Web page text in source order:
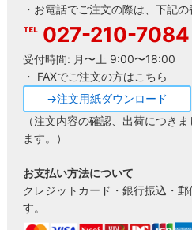
・お電話でご注文の際は、下記の
027-210-7084
受付時間: 月〜土 9:00〜18:00
・ FAXでご注文の方はこちら
→注文用紙ダウンロード
（注文内容の確認、出荷につき
ます。）
お支払い方法について
クレジットカード・銀行振込・
す。